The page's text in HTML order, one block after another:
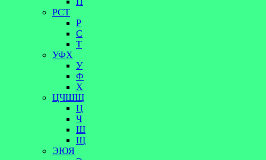
РСТ
Р
С
Т
УФХ
У
Ф
Х
ЦЧШЩ
Ц
Ч
Ш
Щ
ЭЮЯ